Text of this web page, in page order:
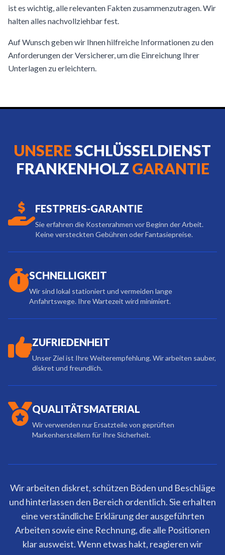
ist es wichtig, alle relevanten Fakten zusammenzutragen. Wir
halten alles nachvollziehbar fest.
Auf Wunsch geben wir Ihnen hilfreiche Informationen zu den
Anforderungen der Versicherer, um die Einreichung Ihrer
Unterlagen zu erleichtern.
UNSERESCHLÜSSELDIENST
FRANKENHOLZ GARANTIE
FESTPREIS-GARANTIE
Sie erfahren die Kostenrahmen vor Beginn der Arbeit.
Keine versteckten Gebühren oder Fantasiepreise.
SCHNELLIGKEIT
Wir sind lokal stationiert und vermeiden lange
Anfahrtswege. Ihre Wartezeit wird minimiert.
ZUFRIEDENHEIT
Unser Ziel ist Ihre Weiterempfehlung. Wir arbeiten sauber,
diskret und freundlich.
QUALITÄTSMATERIAL
Wir verwenden nur Ersatzteile von geprüften
Markenherstellern für Ihre Sicherheit.
Wir arbeiten diskret, schützen Böden und Beschläge
und hinterlassen den Bereich ordentlich. Sie erhalten
eine verständliche Erklärung der ausgeführten
Arbeiten sowie eine Rechnung, die alle Positionen
klar ausweist. Wenn etwas hakt, reagieren wir